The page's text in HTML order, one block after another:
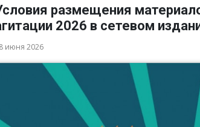
размещения
2026 в сетевом
июня 2026